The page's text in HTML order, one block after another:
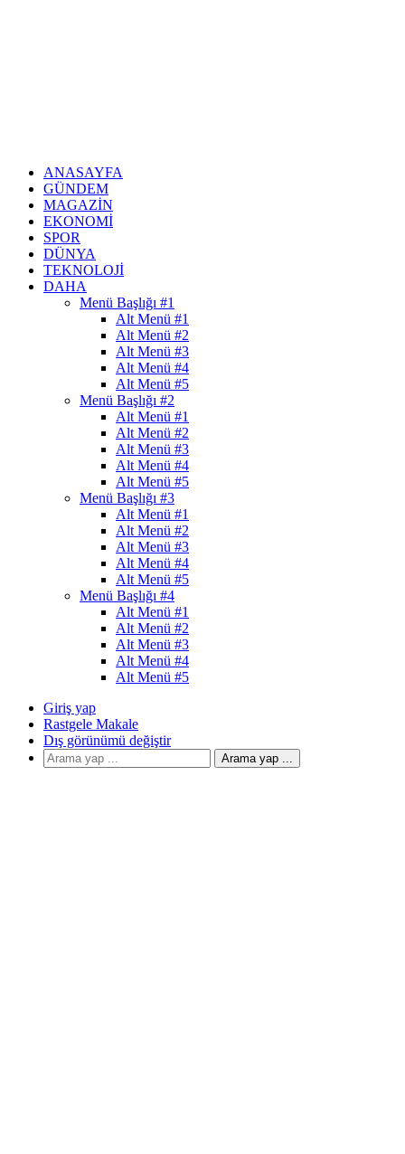
ANASAYFA
GÜNDEM
MAGAZIN
EKONOMI
SPOR
DÜNYA
TEKNOLOJI
DAHA
Menü Başlığı #1
Alt Menü #1
Alt Menü #2
Alt Menü #3
Alt Menü #4
Alt Menü #5
Menü Başlığı #2
Alt Menü #1
Alt Menü #2
Alt Menü #3
Alt Menü #4
Alt Menü #5
Menü Başlığı #3
Alt Menü #1
Alt Menü #2
Alt Menü #3
Alt Menü #4
Alt Menü #5
Menü Başlığı #4
Alt Menü #1
Alt Menü #2
Alt Menü #3
Alt Menü #4
Alt Menü #5
Giriş yap
Rastgele Makale
Dış görünümü değiştir
Arama yap ...